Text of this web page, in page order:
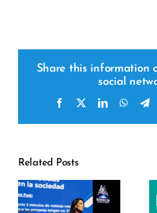
Share this information
social
Facebook LinkedIn
Related Posts